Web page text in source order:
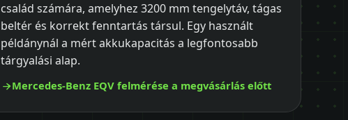
család számára, amelyhez 3200 mm tengelytáv, tágas
beltér és korrekt fenntartás társul. Egy használt
példánynál a mért akkukapacitás a legfontosabb
tárgyalási alap.
Mercedes-Benz EQV felmérése a megvásárlás előtt